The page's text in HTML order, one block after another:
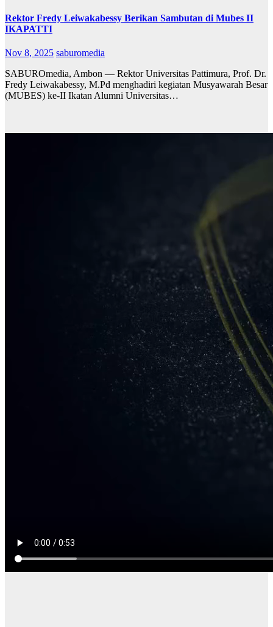
Rektor Fredy Leiwakabessy Berikan Sambutan di Mubes II
IKAPATTI
Nov 8, 2025 saburomedia
SABUROmedia, Ambon — Rektor Universitas Pattimura, Prof. Dr.
Fredy Leiwakabessy, M.Pd menghadiri kegiatan Musyawarah Besar
(MUBES) ke-II Ikatan Alumni Universitas…